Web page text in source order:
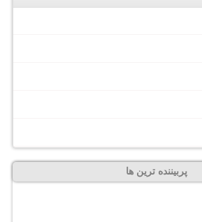
پربیننده ترین ها